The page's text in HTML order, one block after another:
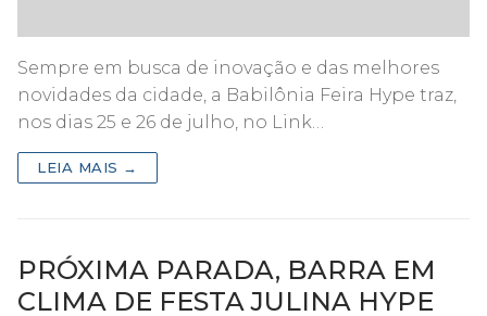
Sempre em busca de inovação e das melhores
novidades da cidade, a Babilônia Feira Hype traz,
nos dias 25 e 26 de julho, no Link…
LEIA MAIS →
PRÓXIMA PARADA, BARRA EM
CLIMA DE FESTA JULINA HYPE